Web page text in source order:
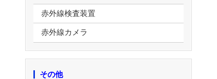
赤外線検査装置
赤外線カメラ
その他